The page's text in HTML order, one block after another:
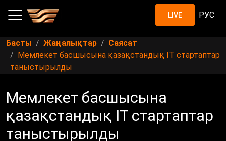
LIVE РУС
Басты Жаңалықтар
Саясат
Мемлекет басшысына қазақстандық ІТ стартаптар
таныстырылды
Мемлекет басшысына
қазақстандық ІТ стартаптар
таныстырылды